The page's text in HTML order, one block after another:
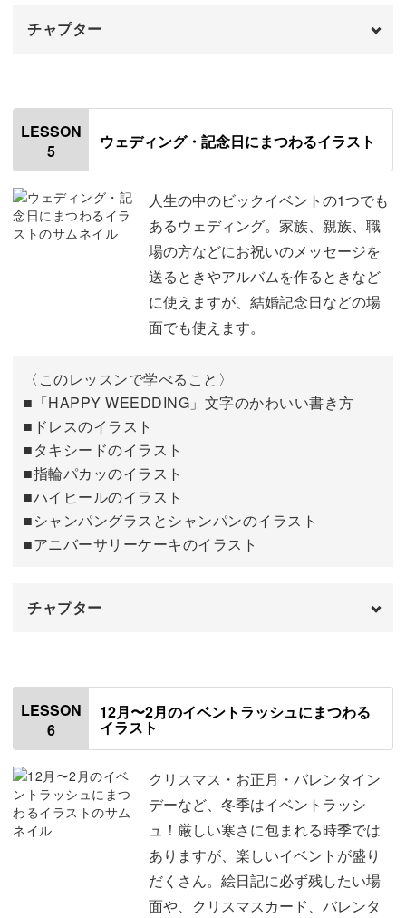
チャプター
はじめに
使用材料・道具
今回練習するイラストについて 01:56
ランドセルを描く 02:23
桜の木と花を描く 05:26
卒業証書を描く 24:32
上履きと鞄を描く
完成♪
LESSON
5
ウェディング・記念日にまつわるイラスト
人生の中のビックイベントの1つでも
あるウェディング。家族、親族、職
場の方などにお祝いのメッセージを
送るときやアルバムを作るときなど
に使えますが、結婚記念日などの場
面でも使えます。
〈このレッスンで学べること〉
■「HAPPY WEEDDING」文字のかわいい書き方
■ドレスのイラスト
■タキシードのイラスト
■指輪パカッのイラスト
■ハイヒールのイラスト
■シャンパングラスとシャンパンのイラスト
■アニバーサリーケーキのイラスト
チャプター
はじめに
使用材料・道具
今回練習するイラストについて 01:44
ウェディングドレスを描く 02:10
タキシードを描く 06:33
14:36
LESSON
6
12月〜2月のイベントラッシュにまつわる
イラスト
クリスマス・お正月・バレンタイン
デーなど、冬季はイベントラッシ
ュ！厳しい寒さに包まれる時季では
ありますが、楽しいイベントが盛り
だくさん。絵日記に必ず残したい場
面や、クリスマスカード、バレンタ